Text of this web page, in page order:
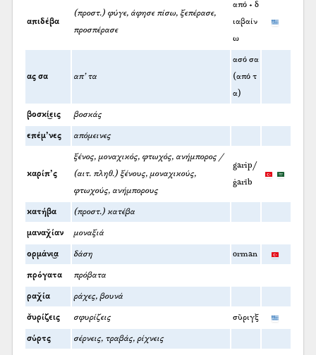
απιδέβα
(προστ.) φύγε, άφησε πίσω, ξεπέρασε,
προσπέρασε
από + δ
ιαβαίν
ω
ας σα απ’ τα
ασό σα
(από τ
α)
βοσκί͜εις βοσκάς
επέμ’νες απόμεινες
καρίπ’ς
ξένος, μοναχικός, φτωχός, ανήμπορος /
(αιτ. πληθ.) ξένους, μοναχικούς,
φτωχούς, ανήμπορους
garip/
ġarīb
κατήβα (προστ.) κατέβα
μαναχ̌ίαν μοναξιά
ορμάνι͜α δάση orman
πρόγατα πρόβατα
ραχ̌ία ράχες, βουνά
σ̌υρίζεις σφυρίζεις σῦριγξ
σύρτς σέρνεις, τραβάς, ρίχνεις